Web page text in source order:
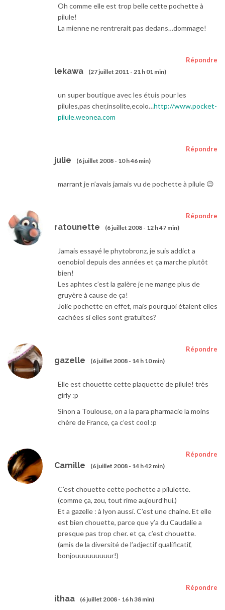
Oh comme elle est trop belle cette pochette à
pilule!
La mienne ne rentrerait pas dedans…dommage!
lekawa (27 juillet 2011 - 21 h 01 min)
Répondre
un super boutique avec les étuis pour les
pilules,pas cher,insolite,ecolo…http://www.pocket-
pilule.weonea.com
julie (6 juillet 2008 - 10 h 46 min)
Répondre
marrant je n’avais jamais vu de pochette à pilule 😉
ratounette (6 juillet 2008 - 12 h 47 min)
Répondre
Jamais essayé le phytobronz, je suis addict a
oenobiol depuis des années et ça marche plutôt
bien!
Les aphtes c’est la galère je ne mange plus de
gruyère à cause de ça!
Jolie pochette en effet, mais pourquoi étaient elles
cachées si elles sont gratuites?
gazelle (6 juillet 2008 - 14 h 10 min)
Répondre
Elle est chouette cette plaquette de pilule! très
girly :p
Sinon a Toulouse, on a la para pharmacie la moins
chère de France, ça c’est cool :p
Camille (6 juillet 2008 - 14 h 42 min)
Répondre
C’est chouette cette pochette a pilulette.
(comme ça, zou, tout rime aujourd’hui.)
Et a gazelle : à lyon aussi. C’est une chaine. Et elle
est bien chouette, parce que y’a du Caudalie a
presque pas trop cher. et ça, c’est chouette.
(amis de la diversité de l’adjectif qualificatif,
bonjouuuuuuuuur!)
ithaa (6 juillet 2008 - 16 h 38 min)
Répondre